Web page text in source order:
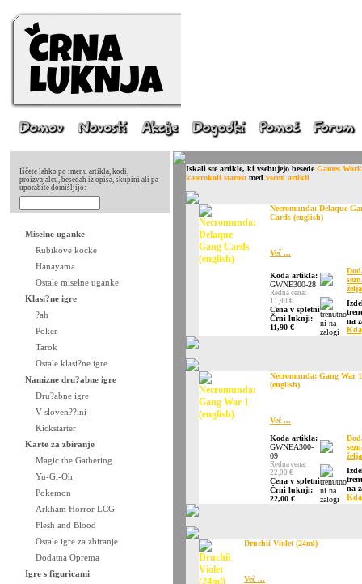
Iščete lahko po imenu artikla, kodi,
proizvajalcu, besedah iz opisa, skupini ali pa
uporabite domišljijo:
Miselne uganke
Rubikove kocke
Hanayama
Ostale miselne uganke
Klasi?ne igre
?ah
Poker
Tarok
Ostale klasi?ne igre
Namizne dru?abne igre
Dru?abne igre
V sloven??ini
Kickstarter
Karte za zbiranje
Magic the Gathering
Yu-Gi-Oh
Pokemon
Arkham Horror LCG
Flesh and Blood
Ostale igre za zbiranje
Dodatna Oprema
Igre s figuricami
Iskali ste artikle, ki vsebujejo besedeGames
katerokoli starost med vsemi artikli
Necromunda: Delaque
Cards (english)
Več ...
Koda artikla:
GWNE300-28
Redna cena:
11,90 €
Cena v spletni
Črni luknji:
11,90 €
želja
na
Necromunda: Gang War 1
(english)
Več ...
Koda artikla:
GWNEA300-
09
Redna cena:
22,00 €
Cena v spletni
Črni luknji:
22,00 €
želja
na
Druchii Violet (24ml)
Več ...